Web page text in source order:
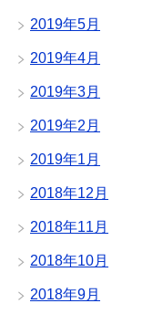
2019年5月
2019年4月
2019年3月
2019年2月
2019年1月
2018年12月
2018年11月
2018年10月
2018年9月